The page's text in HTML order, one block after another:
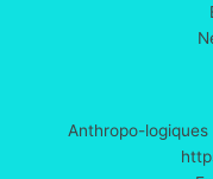
Anthropo-